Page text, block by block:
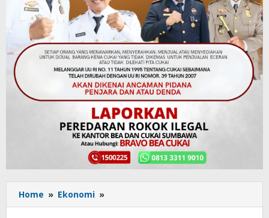
Home » Ekonomi »
Sumbawa